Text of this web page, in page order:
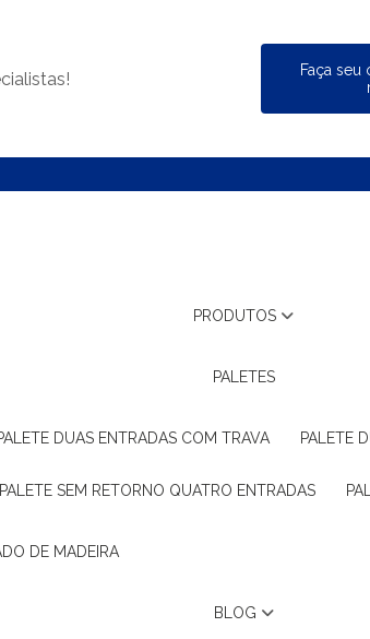
Faça seu
PRODUTOS
PALETES
PALETE DUAS ENTRADAS COM TRAVA PALETE
PALETE SEM RETORNO QUATRO ENTRADAS
DE MADEIRA
BLOG